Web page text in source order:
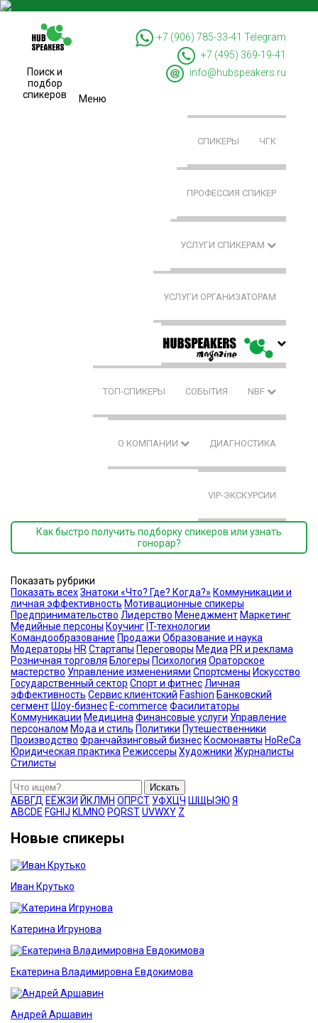
Поиск и
подбор
спикеров
+7 (906) 785-33-41 Telegram
+7 (495) 369-19-41
info@hubspeakers.ru
Меню
СПИКЕРЫ ЧГК
ПРОФЕССИЯ СПИКЕР
УСЛУГИ СПИКЕРАМ
УСЛУГИ ОРГАНИЗАТОРАМ
ТОП-СПИКЕРЫ СОБЫТИЯ NBF
О КОМПАНИИ ДИАГНОСТИКА
VIP-ЭКСКУРСИИ
Как быстро получить подборку спикеров или узнать
гонорар?
Показать рубрики
Показать всехЗнатоки «Что? Где? Когда?» Коммуникации и
личная эффективность Мотивационные спикеры
Предпринимательство Лидерство Менеджмент Маркетинг
Медийные персоны Коучинг IT-технологии
Командообразование Продажи Образование и наука
Модераторы HR Стартапы Переговоры Медиа PR и реклама
Розничная торговля Блогеры Психология Ораторское
мастерство Управление изменениями Спортсмены Искусство
Государственный сектор Спорт и фитнес Личная
эффективность Сервис клиентский Fashion Банковский
сегмент Шоу-бизнес E-commerce Фасилитаторы
Коммуникации Медицина Финансовые услуги Управление
персоналом Мода и стиль Политики Путешественники
Производство Франчайзинговый бизнес Космонавты HoReCa
Юридическая практика Режиссеры Художники Журналисты
Стилисты
Искать
АБВГД ЕЁЖЗИ Й КЛ М Н ОП РСТ УФХЦЧ Ш ЩЫ ЭЮ Я
ABCDE FGH J KLM NO PQRSTUVWXY Z
Новые спикеры
Иван Крутько
Катерина Игрунова
Екатерина Владимировна Евдокимова
Андрей Аршавин